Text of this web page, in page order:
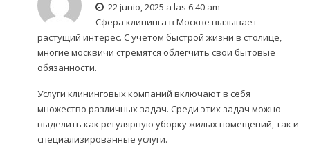
22 junio, 2025 a las 6:40 am
Сфера клининга в Москве вызывает
растущий интерес. С учетом быстрой жизни в столице,
многие москвичи стремятся облегчить свои бытовые
обязанности.
Услуги клининговых компаний включают в себя
множество различных задач. Среди этих задач можно
выделить как регулярную уборку жилых помещений, так и
специализированные услуги.